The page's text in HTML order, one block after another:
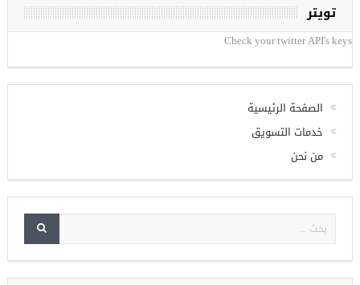
تويتر
Check your twitter API's keys
الصفحة الرئيسية
خدمات التسويق
من نحن